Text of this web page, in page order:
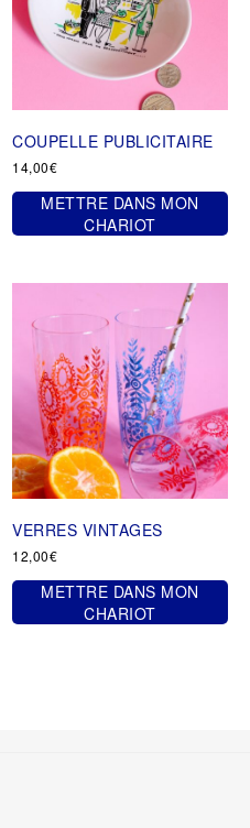
COUPELLE PUBLICITAIRE
14,00€
METTRE DANS MON
CHARIOT
VERRES VINTAGES
12,00€
METTRE DANS MON
CHARIOT